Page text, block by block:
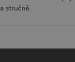
a stručně.